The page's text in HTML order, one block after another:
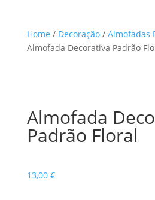
Home / Decoração/ Almofadas
Almofada Decorativa Padrão
Almofada
Padrão Floral
13,00 €